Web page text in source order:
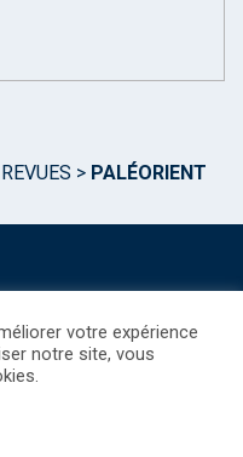
REVUES > PALÉORIENT
votre expérience
notre site, vous